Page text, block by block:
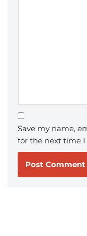
Save my name,
for the next time